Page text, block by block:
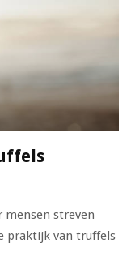
mensen streven
praktijk van truffels